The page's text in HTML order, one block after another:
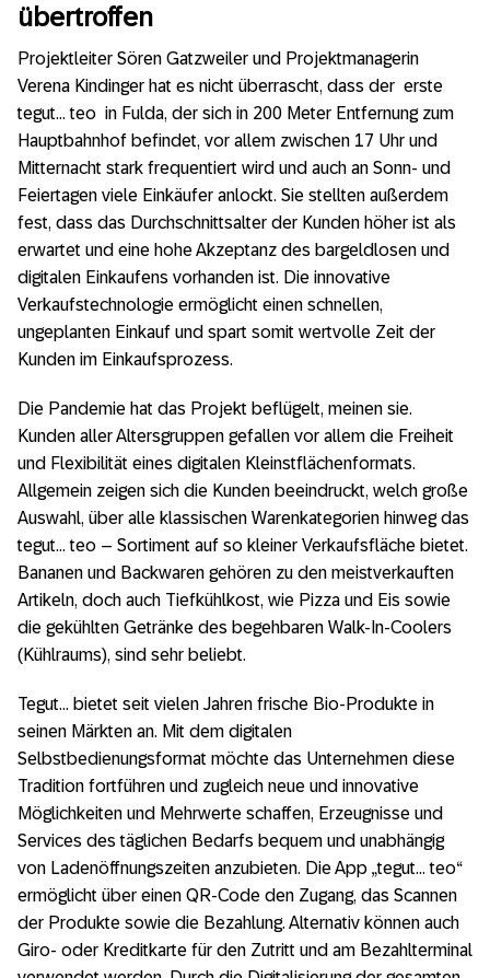
übertroffen
Projektleiter Sören Gatzweiler und Projektmanagerin
Verena Kindinger hat es nicht überrascht, dass der erste
tegut… teo in Fulda, der sich in 200 Meter Entfernung zum
Hauptbahnhof befindet, vor allem zwischen 17 Uhr und
Mitternacht stark frequentiert wird und auch an Sonn- und
Feiertagen viele Einkäufer anlockt. Sie stellten außerdem
fest, dass das Durchschnittsalter der Kunden höher ist als
erwartet und eine hohe Akzeptanz des bargeldlosen und
digitalen Einkaufens vorhanden ist. Die innovative
Verkaufstechnologie ermöglicht einen schnellen,
ungeplanten Einkauf und spart somit wertvolle Zeit der
Kunden im Einkaufsprozess.
Die Pandemie hat das Projekt beflügelt, meinen sie.
Kunden aller Altersgruppen gefallen vor allem die Freiheit
und Flexibilität eines digitalen Kleinstflächenformats.
Allgemein zeigen sich die Kunden beeindruckt, welch große
Auswahl, über alle klassischen Warenkategorien hinweg das
tegut… teo – Sortiment auf so kleiner Verkaufsfläche bietet.
Bananen und Backwaren gehören zu den meistverkauften
Artikeln, doch auch Tiefkühlkost, wie Pizza und Eis sowie
die gekühlten Getränke des begehbaren Walk-In-Coolers
(Kühlraums), sind sehr beliebt.
Tegut… bietet seit vielen Jahren frische Bio-Produkte in
seinen Märkten an. Mit dem digitalen
Selbstbedienungsformat möchte das Unternehmen diese
Tradition fortführen und zugleich neue und innovative
Möglichkeiten und Mehrwerte schaffen, Erzeugnisse und
Services des täglichen Bedarfs bequem und unabhängig
von Ladenöffnungszeiten anzubieten. Die App „tegut… teo“
ermöglicht über einen QR-Code den Zugang, das Scannen
der Produkte sowie die Bezahlung. Alternativ können auch
Giro- oder Kreditkarte für den Zutritt und am Bezahlterminal